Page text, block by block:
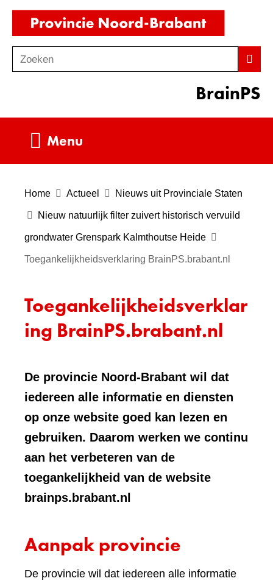
Ga
de
inhoud
o
Zoeken
BrainPS
Menu
Home Actueel Nieuws uit Provinciale Staten
Nieuw natuurlijk filter zuivert historisch vervuild
grondwater Grenspark Kalmthoutse Heide
Toegankelijkheidsverklaring BrainPS.brabant.nl
Toegankelijkheidsverklar
ing BrainPS.brabant.nl
De provincie Noord-Brabant wil dat
iedereen alle informatie en diensten
op onze website goed kan lezen en
gebruiken. Daarom werken we continu
aan het verbeteren van de
toegankelijkheid van de website
brainps.brabant.nl
Aanpak provincie
De provincie wil dat iedereen alle informatie